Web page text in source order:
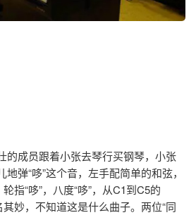
的成员跟着小张去琴行买钢琴，小张
弹“哆”这个音，左手配简单的和弦，
指“哆”，八度“哆”，从C1到C5的
妙，不知道这是什么曲子。两位“同